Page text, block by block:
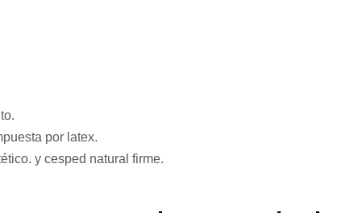
por latex.
y cesped natural firme.